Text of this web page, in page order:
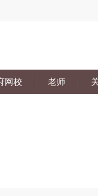
网校 老师